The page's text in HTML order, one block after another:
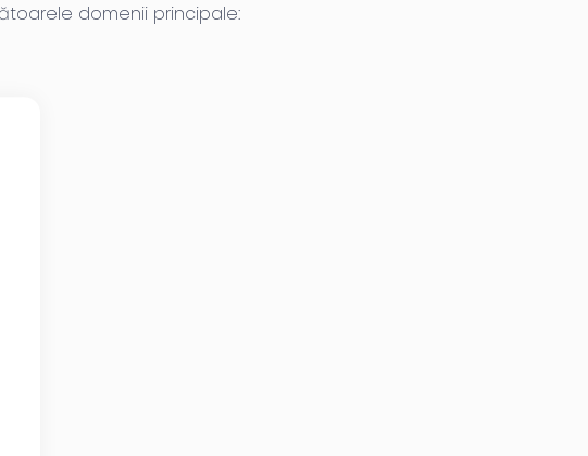
domenii principale: